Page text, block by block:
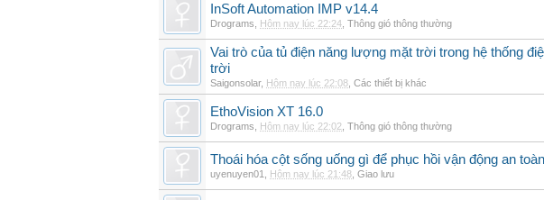
InSoft Automation IMP v14.4
Drograms Hôm nay lúc 22:24 Thông gió thông thường
Vai trò của tủ điện năng lượng mặt trời trong hệ thống
trời
Saigonsolar, Hôm nay lúc 22:08 Các thiết bị khác
EthoVision XT 16.0
Drograms Hôm nay lúc 22:02 Thông gió thông thường
Thoái hóa cột sống uống gì để phục hồi vận động an toàn
uyenuyen01 Hôm nay lúc 21:48 Giao lưu